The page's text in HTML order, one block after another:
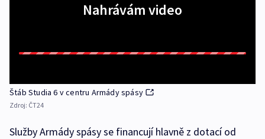
Nahrávám video
Štáb Studia 6 v centru Armády spásy
Zdroj: ČT24
Služby Armády spásy se financují hlavně z dotací od